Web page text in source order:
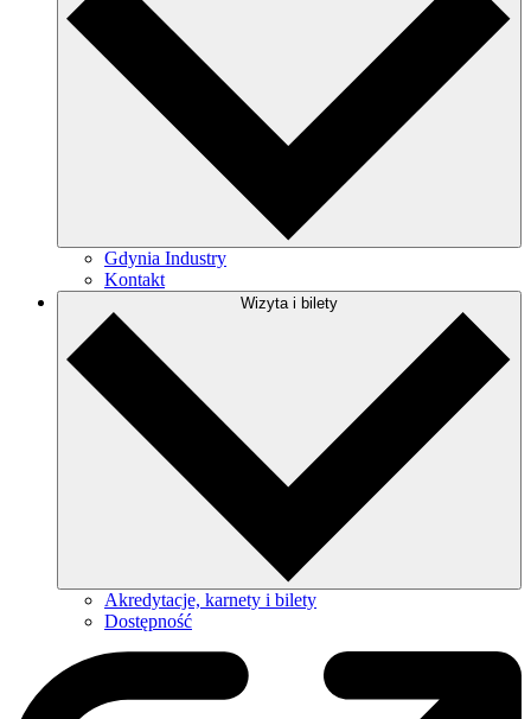
Gdynia Industry
Kontakt
Wizyta i bilety
Akredytacje, karnety i bilety
Dostępność